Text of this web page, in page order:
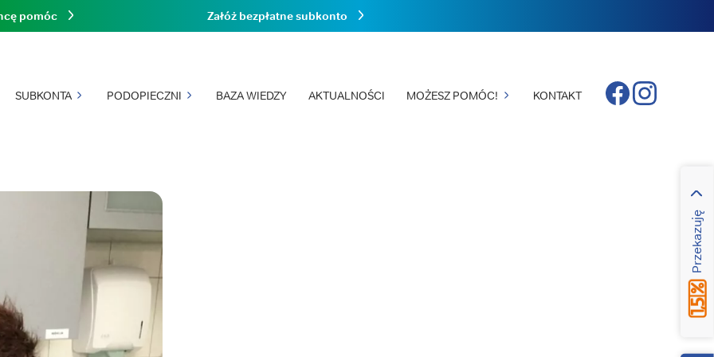
SUBKONTA PODOPIECZNI BAZA WIEDZY AKTUALNOŚCI MOŻESZ POMÓC! KONTAKT
Przekazuję
pomóc Załóż bezpłatne subkonto
FacebookInstagram